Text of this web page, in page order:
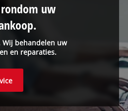
Wij behandelen uw
en reparaties.
uw